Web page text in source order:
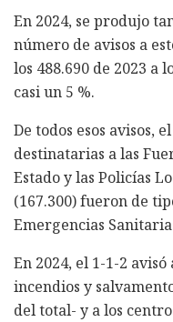
En 2024, se produjo
número de avisos a
los 488.690 de 2023 a
casi un 5 %.
De todos esos avisos,
destinatarias a las
Estado y las Policías
(167.300) fueron de
Emergencias
En 2024, el 1-1-2
incendios y
del total- y a los